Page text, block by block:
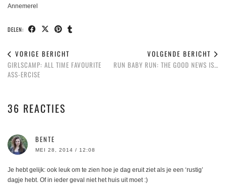
Annemerel
DELEN:
VORIGE BERICHT
GIRLSCAMP: ALL TIME FAVOURITE
ASS-ERCISE
VOLGENDE BERICHT
RUN BABY RUN: THE GOOD NEWS IS…
36 REACTIES
BENTE
MEI 28, 2014 / 12:08
Je hebt gelijk: ook leuk om te zien hoe je dag eruit ziet als je een ‘rustig’
dagje hebt. Of in ieder geval niet het huis uit moet :)